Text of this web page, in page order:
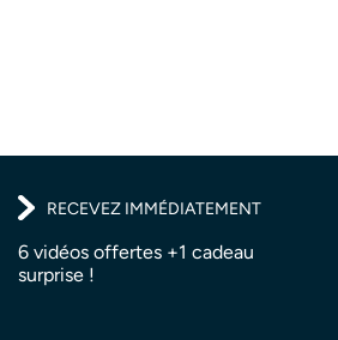
RECEVEZ IMMÉDIATEMENT
6 vidéos offertes +1 cadeau
surprise !